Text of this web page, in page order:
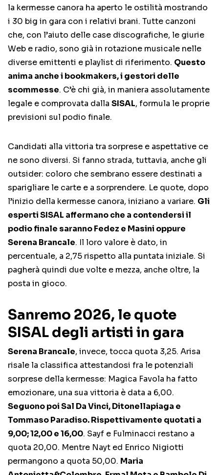
la kermesse canora ha aperto le ostilità mostrando
i 30 big in gara con i relativi brani. Tutte canzoni
che, con l’aiuto delle case discografiche, le giurie
Web e radio, sono già in rotazione musicale nelle
diverse emittenti e playlist di riferimento. Questo
anima anche i bookmakers, i gestori delle
scommesse. C’è chi già, in maniera assolutamente
legale e comprovata dalla SISAL, formula le proprie
previsioni sul podio finale.
Candidati alla vittoria tra sorprese e aspettative ce
ne sono diversi. Si fanno strada, tuttavia, anche gli
outsider: coloro che sembrano essere destinati a
sparigliare le carte e a sorprendere. Le quote, dopo
l’inizio della kermesse canora, iniziano a variare. Gli
esperti SISAL affermano che a contendersi il
podio finale saranno Fedez e Masini oppure
Serena Brancale. Il loro valore è dato, in
percentuale, a 2,75 rispetto alla puntata iniziale. Si
pagherà quindi due volte e mezza, anche oltre, la
posta in gioco.
Sanremo 2026, le quote
SISAL degli artisti in gara
Serena Brancale, invece, tocca quota 3,25. Arisa
risale la classifica attestandosi fra le potenziali
sorprese della kermesse: Magica Favola ha fatto
emozionare, una sua vittoria è data a 6,00.
Seguono poi Sal Da Vinci, Ditonellapiaga e
Tommaso Paradiso. Rispettivamente quotati a
9,00; 12,00 e 16,00. Sayf e Fulminacci restano a
quota 20,00. Mentre Nayt ed Enrico Nigiotti
permangono a quota 50,00. Maria